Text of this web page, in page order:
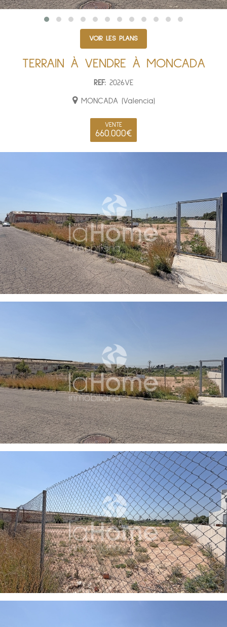
VOIR LES PLANS
TERRAIN À VENDRE À MONCADA
REF: 2026VE
MONCADA (Valencia)
VENTE
660.000€